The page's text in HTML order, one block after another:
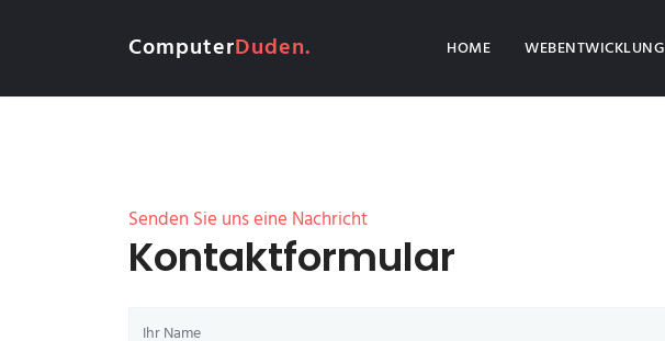
ComputerDuden. HOME(CURRENT)
WEBENTWICKLUNG
Senden Sie uns eine Nachricht
Kontaktformular